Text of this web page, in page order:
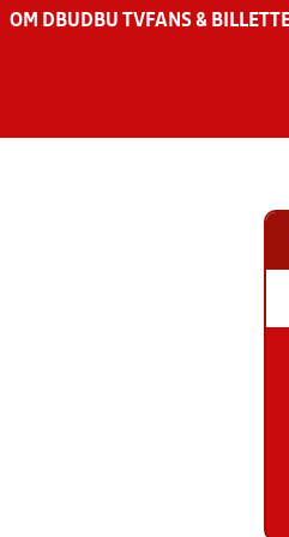
OM DBU DBU TV FANS &